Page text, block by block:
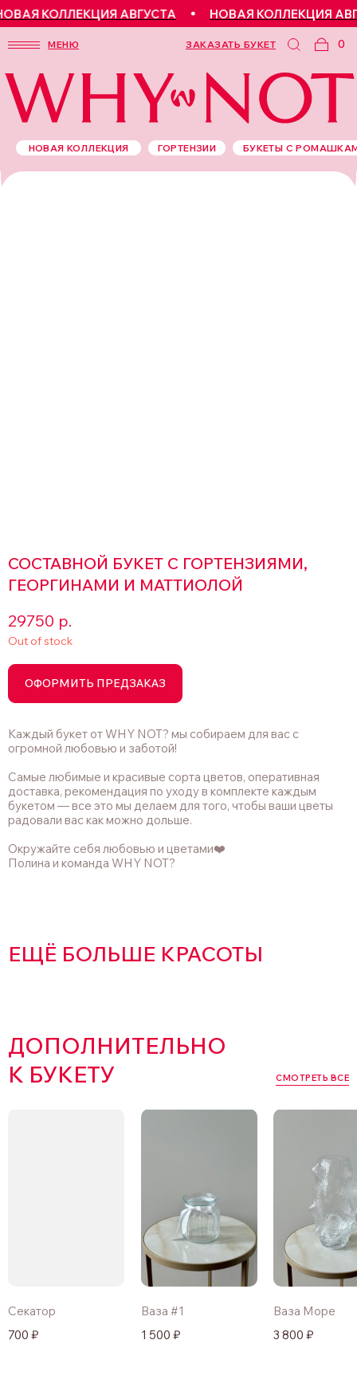
КОЛЛЕКЦИЯ АВГУСТА НОВАЯ КОЛЛЕКЦИЯ
МЕНЮ 0
ЗАКАЗАТЬ БУКЕТ
БУКЕТЫ С
НОВАЯ КОЛЛЕКЦИЯ ГОРТЕНЗИИ
СОСТАВНОЙ БУКЕТ С ГОРТЕНЗИЯМИ,
ГЕОРГИНАМИ И МАТТИОЛОЙ
29750 р.
Out of stock
ОФОРМИТЬ ПРЕДЗАКАЗ
Каждый букет от WHY NOT? мы собираем для вас с
огромной любовью и заботой!
Самые любимые и красивые сорта цветов, оперативная
доставка, рекомендация по уходу в комплекте каждым
букетом — все это мы делаем для того, чтобы ваши цветы
радовали вас как можно дольше.
Окружайте себя любовью и цветами❤️
Полина и команда WHY NOT?
ЕЩЁ БОЛЬШЕ КРАСОТЫ
ДОПОЛНИТЕЛЬНО
К БУКЕТУ
СМОТРЕТЬ ВСЕ
1 500 ₽
Ваза #1
3 800 ₽
Ваза Море
700 ₽
Секатор